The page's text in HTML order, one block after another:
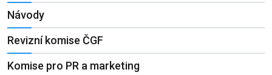
Návody
Revizní komise ČGF
Komise pro PR a marketing